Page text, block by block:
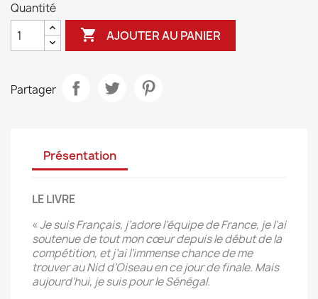
Quantité
 AJOUTER AU PANIER
Partager
Présentation
LE LIVRE
«Je suis Français, j’adore l’équipe de France, je l’ai
soutenue de tout mon cœur depuis le début de la
compétition, et j’ai l’immense chance de me
trouver au Nid d’Oiseau en ce jour de finale. Mais
aujourd’hui, je suis pour le Sénégal.